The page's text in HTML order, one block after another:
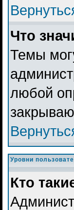
Что
Темы
любой
Уровни
Кто